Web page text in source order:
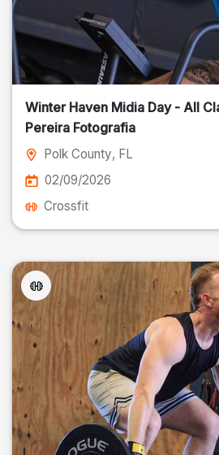
Winter Haven Midia Day - All
Pereira Fotografia
Polk County, FL
02/09/2026
Crossfit